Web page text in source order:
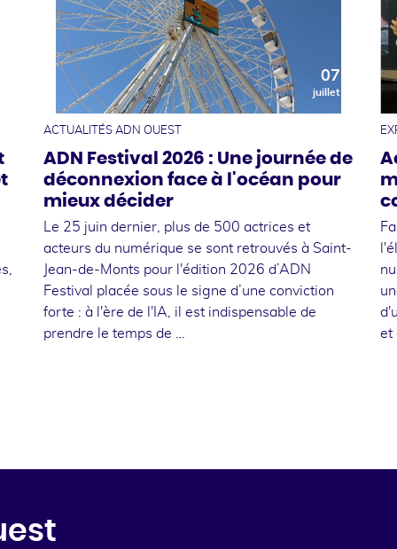
07
juillet
ACTUALITÉS ADN OUEST
ADN Festival 2026 : Une journée de
déconnexion face à l'océan pour
mieux décider
Le 25 juin dernier, plus de 500 actrices et
acteurs du numérique se sont retrouvés à Saint-
Jean-de-Monts pour l'édition 2026 d’ADN
Festival placée sous le signe d’une conviction
forte : à l'ère de l'IA, il est indispensable de
prendre le temps de …
et